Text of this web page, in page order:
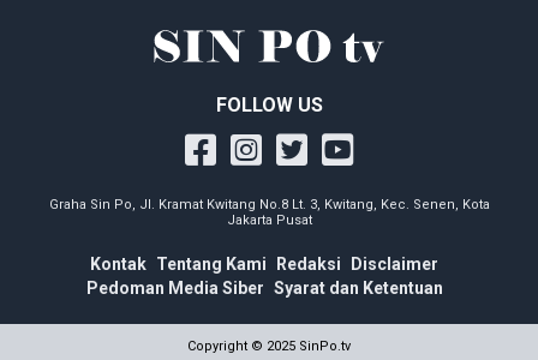
FOLLOW US
Graha Sin Po, Jl. Kramat Kwitang No.8 Lt. 3, Kwitang, Kec. Senen, Kota
Jakarta Pusat
Kontak Tentang Kami Redaksi
Disclaimer
Pedoman Media Siber Syarat dan Ketentuan
Copyright © 2025 SinPo.tv